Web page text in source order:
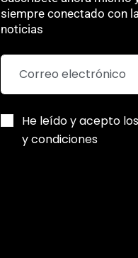
siempre conectado con
noticias
He leído y acepto
y condiciones